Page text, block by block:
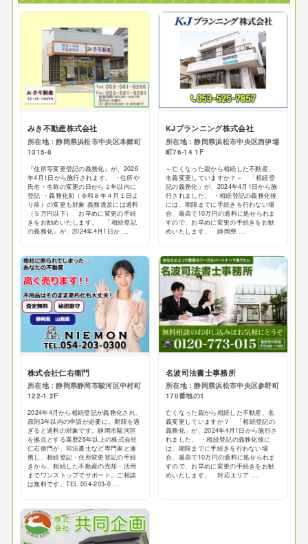
みき不動産株式会社
所在地：静岡県浜松市中央区本郷町
1315-8
『住所等変更登記の義務化』が、2026
年4月1日から施行されます。 ・住所や
氏名・名称の変更の日から２年以内に
登記 ・義務化前（令和８年４月１日よ
り前）の変更も対象 義務違反には過料
（５万円以下）、お早めに変更の手続
きをお勧めいたします。 「相続登記
の義務化」が、2024年4月1日か ...
KJプランニング株式会社
所在地：静岡県浜松市中央区西伊場
町76-14 1F
～亡くなった親から相続した不動産、
名義変更していますか？～ 「相続登
記の義務化」が、2024年4月1日から施
行されました。 ・相続登記の義務化後
には、期限までに手続きを行わない場
合、最高で10万円の過料に処せられま
すので、お早めに変更の手続きをお勧
めいたします。 静岡県 ...
株式会社仁右衛門
所在地：静岡県静岡市駿河区中村町
122-1 2F
2024年4月から相続登記が義務化され、
原則3年以内の申請が必要に。期限を過
ぎると過料の対象です。静岡市駿河区
を拠点とする業歴25年以上の株式会社
仁右衛門が、司法書士など専門家と連
携し、相続登記・住所変更登記の手続
きから、相続した不動産の売却・活用
までワンストップでサポート。ご相談
は無料です。TEL 054-203-0 ...
名波司法書士事務所
所在地：静岡県浜松市中央区参野町
170番地の1
亡くなった親から相続した不動産、名
義変更していますか？ 「相続登記の
義務化」が、2024年4月1日から施行さ
れました。 ・相続登記の義務化後に
は、期限までに手続きを行わない場
合、最高で10万円の過料に処せられま
すので、お早めに変更の手続きをお勧
めいたします。 対応エリア ...